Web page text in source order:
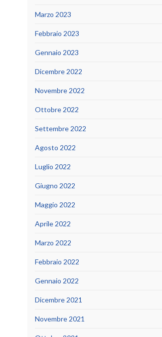
Marzo 2023
Febbraio 2023
Gennaio 2023
Dicembre 2022
Novembre 2022
Ottobre 2022
Settembre 2022
Agosto 2022
Luglio 2022
Giugno 2022
Maggio 2022
Aprile 2022
Marzo 2022
Febbraio 2022
Gennaio 2022
Dicembre 2021
Novembre 2021